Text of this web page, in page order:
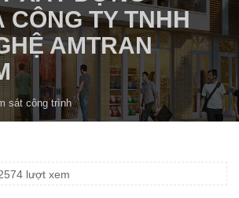
CÔNG TY TNHH
AMTRAN
sát công trình
lượt xem